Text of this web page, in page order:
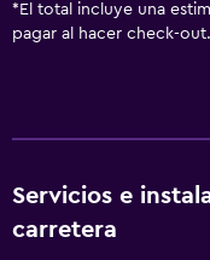
* El total incluye una
pagar al hacer check-out.
Servicios e
carretera